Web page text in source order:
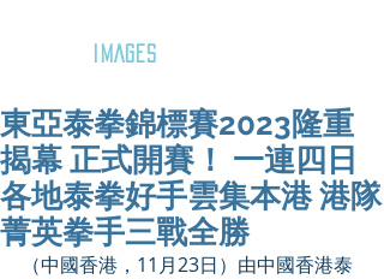
IMAGES
東亞泰拳錦標賽2023隆重
揭幕 正式開賽！ 一連四日
各地泰拳好手雲集本港 港隊
菁英拳手三戰全勝
（中國香港，11月23日）由中國香港泰